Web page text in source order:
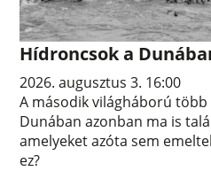
Hídroncsok a
2026. augusztus 3. 16:00
A második világháború
Dunában azonban ma is
amelyeket azóta sem
ez?